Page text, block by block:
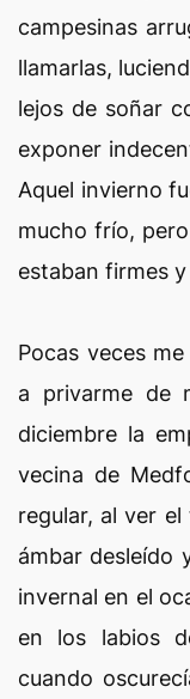
campesinas
llamarlas,
lejos de soñar
exponer
Aquel invierno
mucho frío,
estaban firmes
Pocas veces
a privarme de
diciembre la
vecina de
regular, al ver
ámbar desleído
invernal en el
en los labios
cuando